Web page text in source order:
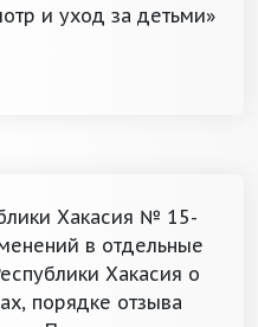
и уход за детьми»
Хакасия № 15-
в отдельные
Хакасия о
порядке отзыва